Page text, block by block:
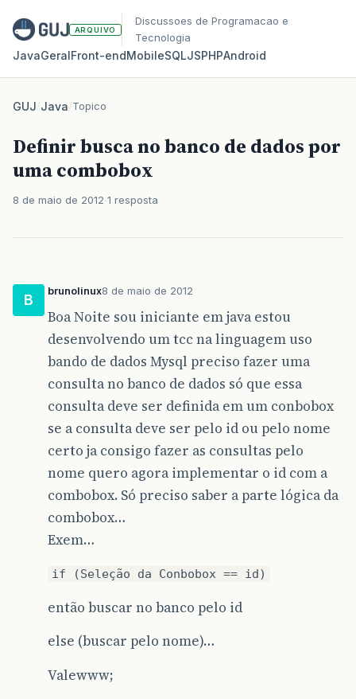
ARQUIVO
Discussoes de Programacao e
Tecnologia
JavaGeralFront‑endMobileSQLJSPHPAndroid
GUJ/Java/Topico
Definir busca no banco de dados por
uma combobox
8 de maio de 2012 1 resposta
B
brunolinux8 de maio de 2012
Boa Noite sou iniciante em java estou
desenvolvendo um tcc na linguagem uso
bando de dados Mysql preciso fazer uma
consulta no banco de dados só que essa
consulta deve ser definida em um conbobox
se a consulta deve ser pelo id ou pelo nome
certo ja consigo fazer as consultas pelo
nome quero agora implementar o id com a
combobox. Só preciso saber a parte lógica da
combobox…
Exem…
if (Seleção da Conbobox == id)
então buscar no banco pelo id
else (buscar pelo nome)…
Valewww;